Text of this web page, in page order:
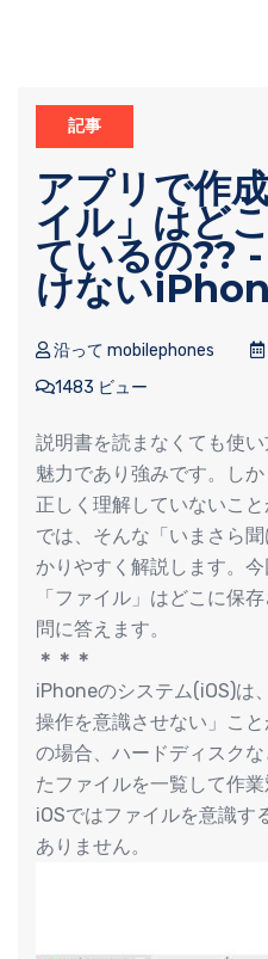
記事
アプリで作
イル」はど
ているの??
けない
沿って mobilephones
1483 ビュー
説明書を読まなくても使
魅力であり強みです。し
正しく理解していないこ
では、そんな「いまさら
かりやすく解説します。
「ファイル」はどこに保
問に答えます。
＊＊＊
iPhoneのシステム(iOS)は
操作を意識させない」こ
の場合、ハードディスク
たファイルを一覧して作
iOSではファイルを意識す
ありません。